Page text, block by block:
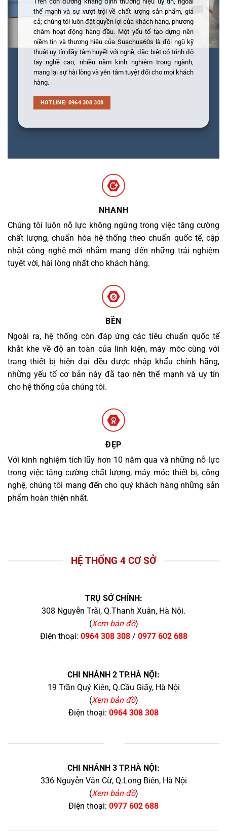
thế mạnh và sự vượt trội về chất lượng sản phẩm, giá
cả; chúng tôi luôn đặt quyền lợi của khách hàng, phương
châm hoạt động hàng đầu. Một yếu tố tạo dựng nên
niềm tin và thương hiệu của Suachua60s là đội ngũ kỹ
thuật uy tín đầy tâm huyết với nghề, đặc biệt có trình độ
tay nghề cao, nhiều năm kinh nghiệm trong ngành,
mang lại sự hài lòng và yên tâm tuyệt đối cho mọi khách
hàng.
HOTLINE: 0964 308 308
NHANH
Chúng tôi luôn nỗ lực không ngừng trong việc tăng cường
chất lượng, chuẩn hóa hệ thống theo chuẩn quốc tế, cập
nhật công nghệ mới nhằm mang đến những trải nghiệm
tuyệt vời, hài lòng nhất cho khách hàng.
BỀN
Ngoài ra, hệ thống còn đáp ứng các tiêu chuẩn quốc tế
khắt khe về độ an toàn của linh kiện, máy móc cùng với
trang thiết bị hiện đại đều được nhập khẩu chính hãng,
những yếu tố cơ bản này đã tạo nên thế mạnh và uy tín
cho hệ thống của chúng tôi.
ĐẸP
Với kinh nghiệm tích lũy hơn 10 năm qua và những nỗ lực
trong việc tăng cường chất lượng, máy móc thiết bị, công
nghệ, chúng tôi mang đến cho quý khách hàng những sản
phẩm hoàn thiện nhất.
HỆ THỐNG 4 CƠ SỞ
TRỤ SỞ CHÍNH:
308 Nguyễn Trãi, Q.Thanh Xuân, Hà Nội.
(Xem bản đồ)
Điện thoại: 0964 308 308/ 0977 602 688
CHI NHÁNH 2 TP.HÀ NỘI:
19 Trần Quý Kiên, Q.Cầu Giấy, Hà Nội
(Xem bản đồ)
Điện thoại: 0964 308 308
CHI NHÁNH 3 TP.HÀ NỘI:
336 Nguyễn Văn Cừ, Q.Long Biên, Hà Nội
(Xem bản đồ)
Điện thoại: 0977 602 688